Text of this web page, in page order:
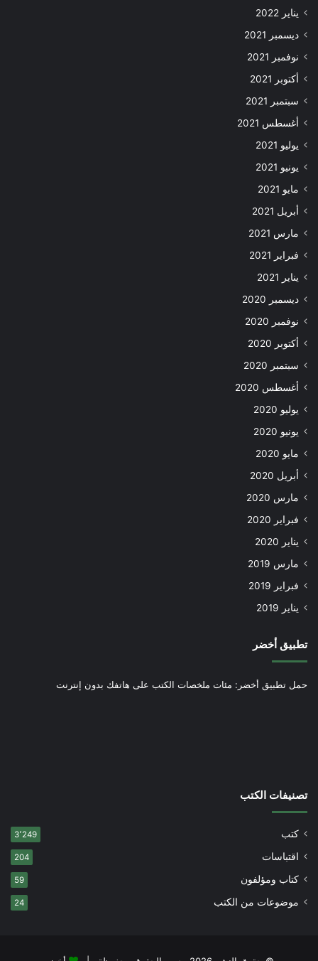
يناير 2022
ديسمبر 2021
نوفمبر 2021
أكتوبر 2021
سبتمبر 2021
أغسطس 2021
يوليو 2021
يونيو 2021
مايو 2021
أبريل 2021
مارس 2021
فبراير 2021
يناير 2021
ديسمبر 2020
نوفمبر 2020
أكتوبر 2020
سبتمبر 2020
أغسطس 2020
يوليو 2020
يونيو 2020
مايو 2020
أبريل 2020
مارس 2020
فبراير 2020
يناير 2020
مارس 2019
فبراير 2019
يناير 2019
تطبيق أخضر
حمل تطبيق أخضر: مئات ملخصات الكتب على هاتفك بدون إنترنت
تصنيفات الكتب
كتب 3٬249
اقتباسات 204
كتاب ومؤلفون 59
موضوعات من الكتب 24